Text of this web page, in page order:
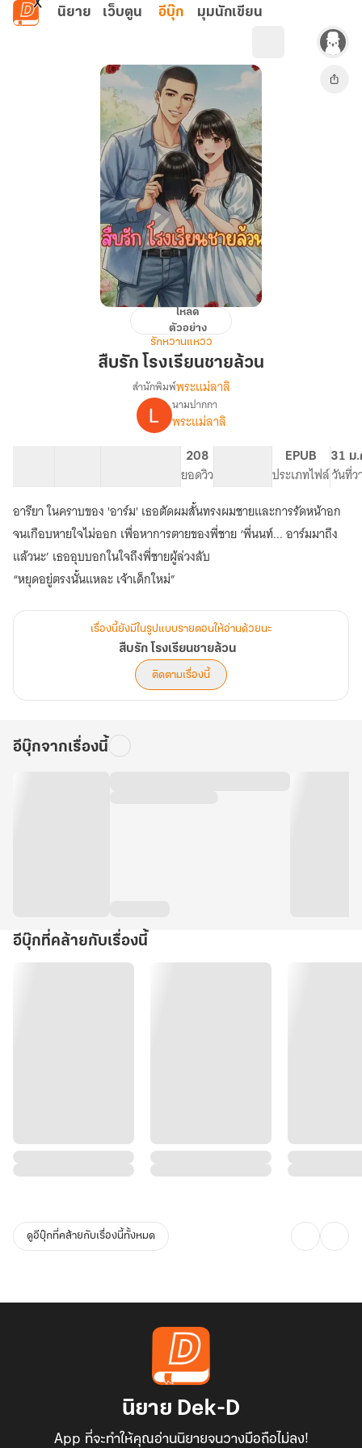
ข้ามไปยังเนื้อหาหลัก
นิยาย เว็บตูน อีบุ๊ก มุมนักเขียน
โรงเรียน
โหลด
ตัวอย่าง
รักหวานแหวว
สืบรัก โรงเรียนชายล้วน
เรื่อง
สืบ
รัก
โรงเรียน
ชาย
ล้วน
สำนักพิมพ์พระแม่ลาลิ
นามปากกา
พระแม่ลาลิ
208
ยอดวิว
EPUB
ประเภทไฟล์
31 ม
วันที่ว
อารียา ในคราบของ 'อาร์ม' เธอตัดผมสั้นทรงผมชายและการรัดหน้าอก
จนเกือบหายใจไม่ออก เพื่อหาการตายของพี่ชาย ‘พี่นนท์... อาร์มมาถึง
แล้วนะ’ เธออุบบอกในใจถึงพี่ชายผู้ล่วงลับ
“หยุดอยู่ตรงนั้นแหละ เจ้าเด็กใหม่”
เรื่องนี้ยังมีในรูปแบบรายตอนให้อ่านด้วยนะ
สืบรัก โรงเรียนชายล้วน
ติดตามเรื่องนี้
อีบุ๊กจากเรื่องนี้
อีบุ๊กที่คล้ายกับเรื่องนี้
ดูอีบุ๊กที่คล้ายกับเรื่องนี้ทั้งหมด
นิยาย Dek-D
App ที่จะทำให้คุณอ่านนิยายจนวางมือถือไม่ลง!